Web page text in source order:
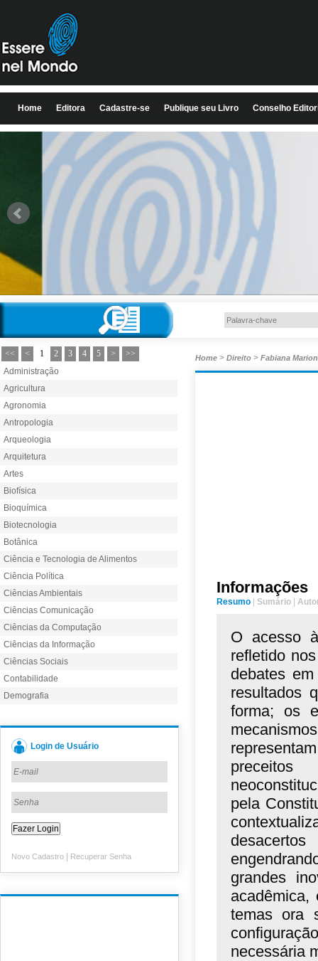
Home Editora Cadastre-se Publique seu Livro Conselho
<< < 1 2 3 4 5 >
>>
Administração
Agricultura
Agronomia
Antropologia
Arqueologia
Arquitetura
Artes
Biofísica
Bioquímica
Biotecnologia
Botânica
Ciência e Tecnologia de Alimentos
Ciência Política
Ciências Ambientais
Ciências Comunicação
Ciências da Computação
Ciências da Informação
Ciências Sociais
Contabilidade
Demografia
Login de Usuário
Novo Cadastro Recuperar Senha
Home > Direito > Fabiana
Informações
Resumo Sumário
O acesso
refletido
debates
resultados
forma; os
pela
grandes
acadêmica,
temas ora
necessária